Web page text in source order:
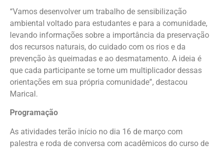
“Vamos desenvolver um trabalho de sensibilização
ambiental voltado para estudantes e para a comunidade,
levando informações sobre a importância da preservação
dos recursos naturais, do cuidado com os rios e da
prevenção às queimadas e ao desmatamento. A ideia é
que cada participante se torne um multiplicador dessas
orientações em sua própria comunidade”, destacou
Marical.
Programação
As atividades terão início no dia 16 de março com
palestra e roda de conversa com acadêmicos do curso de